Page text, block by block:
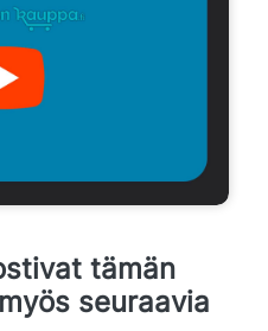
tämän
seuraavia